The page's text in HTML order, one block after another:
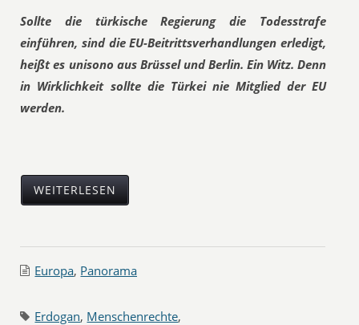
Sollte die türkische Regierung die Todesstrafe
einführen, sind die EU-Beitrittsverhandlungen erledigt,
heißt es unisono aus Brüssel und Berlin. Ein Witz. Denn
in Wirklichkeit sollte die Türkei nie Mitglied der EU
werden.
WEITERLESEN
Europa, Panorama
Erdogan, Menschenrechte,